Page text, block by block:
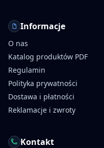
Informacje
O nas
Katalog produktów PDF
Regulamin
Polityka prywatności
Dostawa i płatności
Reklamacje i zwroty
Kontakt